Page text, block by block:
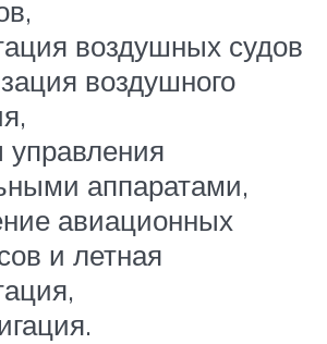
воздушных судов
воздушного
аппаратами,
авиационных
и летная